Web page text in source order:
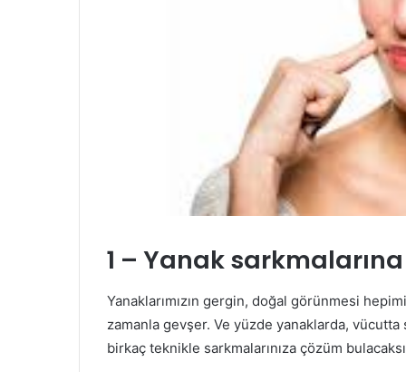
1 – Yanak
Yanaklarımızın gergin, doğal görünmesi
zamanla gevşer. Ve yüzde yanaklarda,
birkaç teknikle sarkmalarınıza çözüm